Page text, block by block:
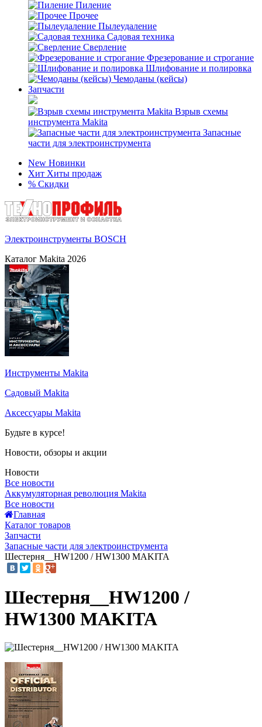
Пиление
Прочее
Пылеудаление
Садовая техника
Сверление
Фрезерование и строгание
Шлифование и полировка
Чемоданы (кейсы)
Запчасти
Взрыв схемы
инструмента Makita
Запасные
части для электроинструмента
New Новинки
Хит Хиты продаж
% Скидки
Электроинструменты BOSCH
Каталог Makita 2026
Инструменты Makita
Садовый Makita
Аксессуары Makita
Будьте в курсе!
Новости, обзоры и акции
Новости
Все новости
Аккумуляторная революция Makita
Все новости
Главная
Каталог товаров
Запчасти
Запасные части для электроинструмента
Шестерня__HW1200 / HW1300 MAKITA
Шестерня__HW1200 /
HW1300 MAKITA